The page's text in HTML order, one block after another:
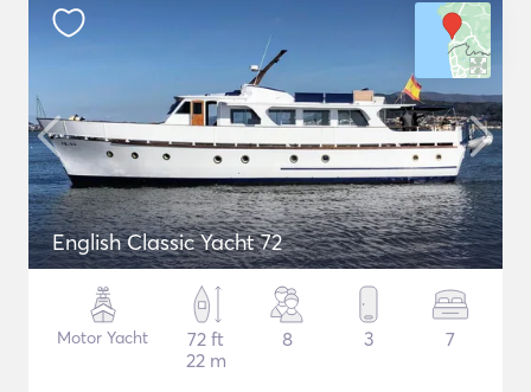
English Classic Yacht 72
Motor Yacht
72 ft
22 m
8 3 7